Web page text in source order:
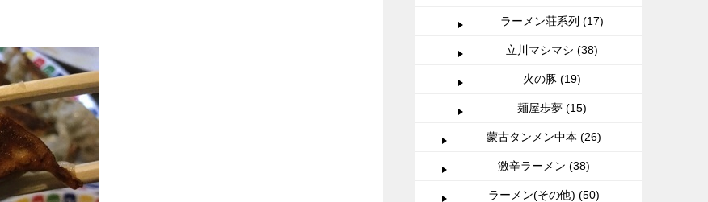
ラーメン荘系列 (17)
立川マシマシ (38)
火の豚 (19)
麺屋歩夢 (15)
蒙古タンメン中本 (26)
激辛ラーメン (38)
ラーメン(その他) (50)